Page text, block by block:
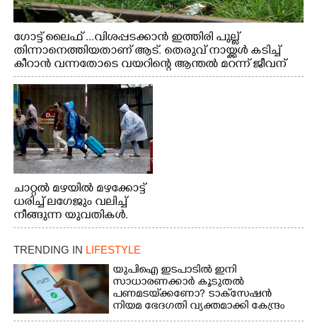
ഗോട്ട് ലൈഫ് ...വിശപ്പടക്കാൻ ഇത്തിരി പുല്ല്
തിന്നാനെത്തിയതാണ് ആട്. തെരുവ് നായ്ക്കൾ കടിച്ച്
കീറാൻ വന്നതോടെ വയറിന്റെ ആന്തൽ മറന്ന് ജീവന്
വേണ്ടിയായി ഓട്ടം. എറണാകുളം വാത്തുരുത്തിയിൽ
നിന്നുള്ള കാഴ്ച
ചാറ്റൽ മഴയിൽ മഴക്കോട്ട്
ധരിച്ച് ലഗേജും വലിച്ച്
നീങ്ങുന്ന യുവതികൾ.
എറണാകുളം മേനകയിൽ
നിന്നുള്ള കാഴ്ച
TRENDING IN LIFESTYLE
യുപിഐ ഇടപാടിൽ ഇനി
സാധാരണക്കാർ കൂടുതൽ
പണമടയ്‌ക്കണോ?​ ടാക്‌സേഷൻ
നിയമ ഭേദഗതി വ്യക്തമാക്കി കേന്ദ്രം